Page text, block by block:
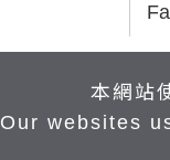
本網站
Our websites